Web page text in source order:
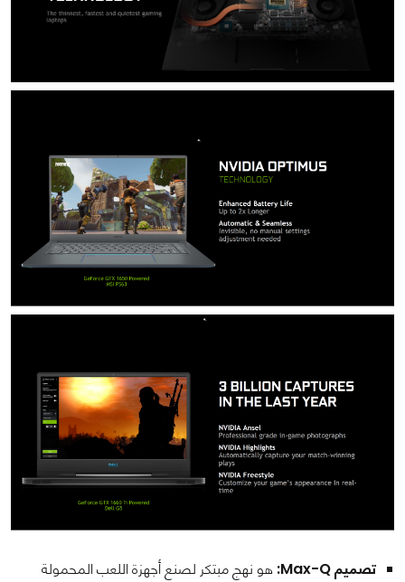
تصميم Max-Q:
هو نهج مبتكر لصنع أجهزة اللعب المحمولة